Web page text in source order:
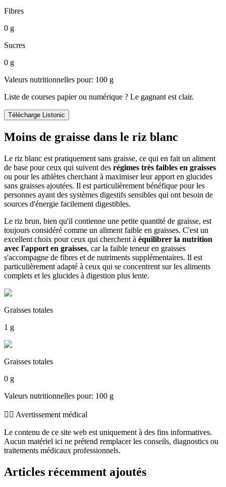
Fibres
0 g
Sucres
0 g
Valeurs nutritionnelles pour: 100 g
Liste de courses papier ou numérique ? Le gagnant est clair.
Télécharge Listonic
Moins de graisse dans le riz blanc
Le riz blanc est pratiquement sans graisse, ce qui en fait un aliment
de base pour ceux qui suivent des régimes très faibles en graisses
ou pour les athlètes cherchant à maximiser leur apport en glucides
sans graisses ajoutées. Il est particulièrement bénéfique pour les
personnes ayant des systèmes digestifs sensibles qui ont besoin de
sources d'énergie facilement digestibles.
Le riz brun, bien qu'il contienne une petite quantité de graisse, est
toujours considéré comme un aliment faible en graisses. C'est un
excellent choix pour ceux qui cherchent à équilibrer la nutrition
avec l'apport en graisses, car la faible teneur en graisses
s'accompagne de fibres et de nutriments supplémentaires. Il est
particulièrement adapté à ceux qui se concentrent sur les aliments
complets et les glucides à digestion plus lente.
Graisses totales
1 g
Graisses totales
0 g
Valeurs nutritionnelles pour: 100 g
👨‍⚕️️ Avertissement médical
Le contenu de ce site web est uniquement à des fins informatives.
Aucun matériel ici ne prétend remplacer les conseils, diagnostics ou
traitements médicaux professionnels.
Articles récemment ajoutés